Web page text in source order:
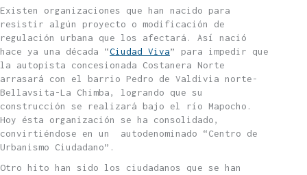
Existen organizaciones que han nacido para
resistir algún proyecto o modificación de
regulación urbana que los afectará. Así nació
hace ya una década “Ciudad Viva” para impedir que
la autopista concesionada Costanera Norte
arrasará con el barrio Pedro de Valdivia norte-
Bellavsita-La Chimba, logrando que su
construcción se realizará bajo el río Mapocho.
Hoy ésta organización se ha consolidado,
convirtiéndose en un autodenominado “Centro de
Urbanismo Ciudadano”.
Otro hito han sido los ciudadanos que se han